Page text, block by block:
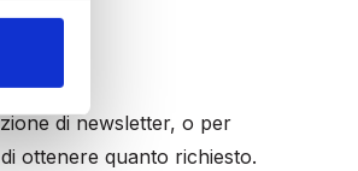
di newsletter, o per
ottenere quanto richiesto.